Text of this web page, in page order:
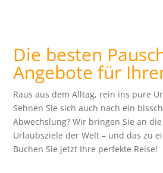
Die besten
Angebote für
Raus aus dem Alltag, rein ins pure
Sehnen Sie sich auch nach ein
Abwechslung? Wir bringen Sie an
Urlaubsziele der Welt – und das zu
Buchen Sie jetzt Ihre perfekte Reise!